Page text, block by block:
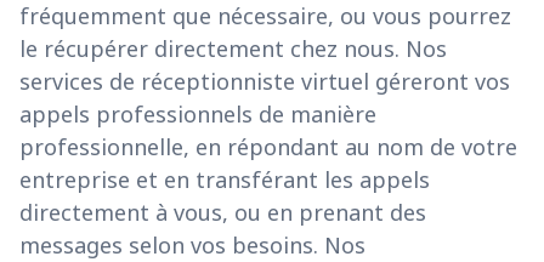
fréquemment que nécessaire, ou vous pourrez
le récupérer directement chez nous. Nos
services de réceptionniste virtuel géreront vos
appels professionnels de manière
professionnelle, en répondant au nom de votre
entreprise et en transférant les appels
directement à vous, ou en prenant des
messages selon vos besoins. Nos